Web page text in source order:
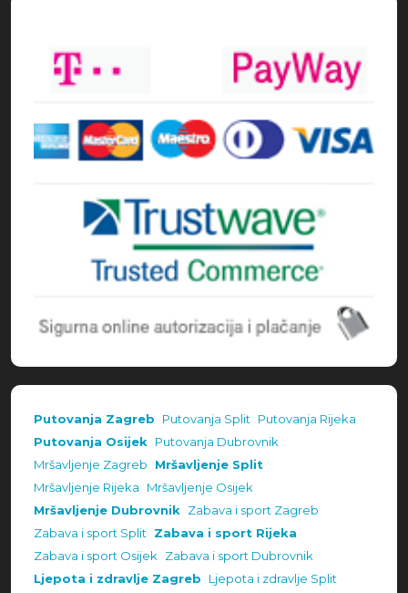
Putovanja Zagreb Putovanja Split Putovanja Rijeka
Putovanja Osijek Putovanja Dubrovnik
Mršavljenje Zagreb
Mršavljenje Split
Mršavljenje Rijeka
Mršavljenje Osijek
Mršavljenje Dubrovnik Zabava i sport Zagreb
Zabava i sport Split Zabava i sport Rijeka
Zabava i sport Osijek Zabava i sport Dubrovnik
Ljepota i zdravlje Zagreb
Ljepota i zdravlje Split